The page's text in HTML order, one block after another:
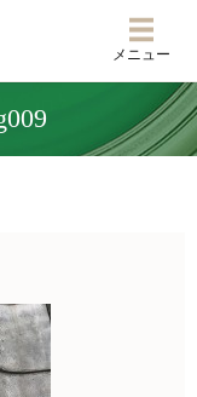
メニ
メニュー